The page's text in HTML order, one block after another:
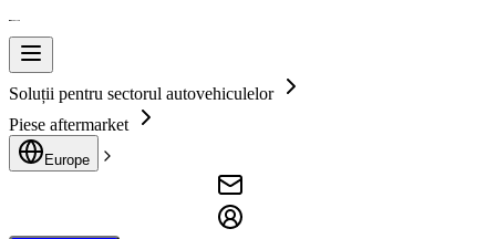
Soluții pentru sectorul autovehiculelor
Piese aftermarket
Europe